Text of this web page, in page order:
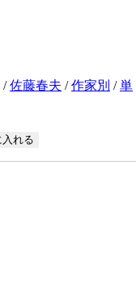
/佐藤春夫 /作家別 /単